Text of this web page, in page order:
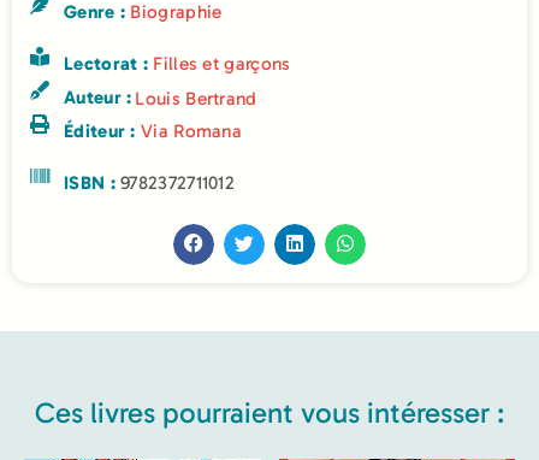
Genre : Biographie
Lectorat : Filles et garçons
Auteur : Louis Bertrand
Éditeur : Via Romana
ISBN :9782372711012
Ces livres pourraient vous intéresser :